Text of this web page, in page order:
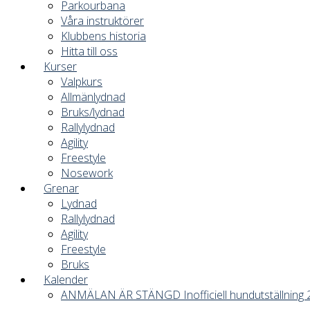
Parkourbana
Våra instruktörer
Klubbens historia
Hitta till oss
Kurser
Valpkurs
Allmänlydnad
Bruks/lydnad
Rallylydnad
Agility
Freestyle
Nosework
Grenar
Lydnad
Rallylydnad
Agility
Freestyle
Bruks
Kalender
ANMÄLAN ÄR STÄNGD Inofficiell hundutställning